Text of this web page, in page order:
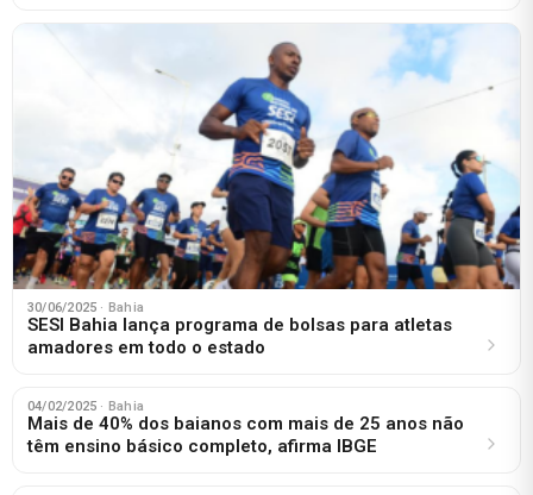
30/06/2025 · Bahia
SESI Bahia lança programa de bolsas para atletas
amadores em todo o estado
04/02/2025 · Bahia
Mais de 40% dos baianos com mais de 25 anos não
têm ensino básico completo, afirma IBGE